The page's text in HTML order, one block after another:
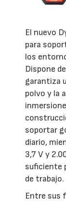
El nuevo
para
los
Dispone
garantiza
polvo y la
soportar
diario,
3,7 V y
suficiente
de trabajo.
Entre sus